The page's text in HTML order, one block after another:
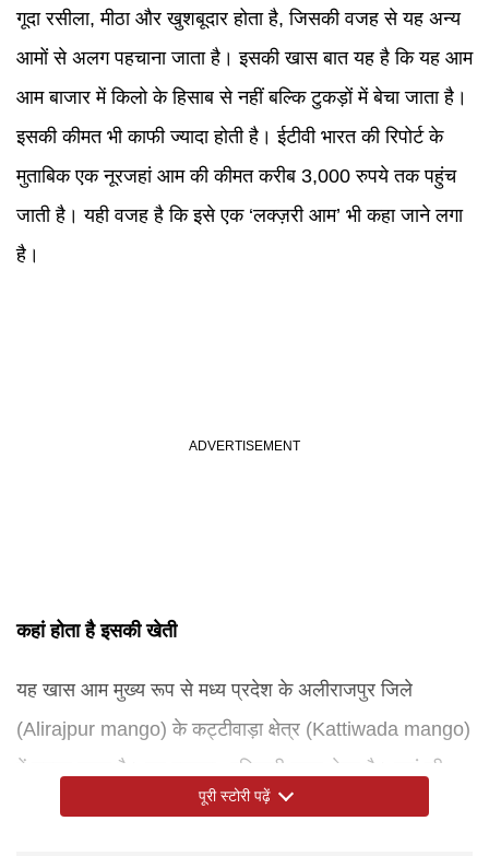
गूदा रसीला, मीठा और खुशबूदार होता है, जिसकी वजह से यह अन्य
आमों से अलग पहचाना जाता है। इसकी खास बात यह है कि यह आम
आम बाजार में किलो के हिसाब से नहीं बल्कि टुकड़ों में बेचा जाता है।
इसकी कीमत भी काफी ज्यादा होती है। ईटीवी भारत की रिपोर्ट के
मुताबिक एक नूरजहां आम की कीमत करीब 3,000 रुपये तक पहुंच
जाती है। यही वजह है कि इसे एक ‘लक्ज़री आम’ भी कहा जाने लगा
है।
कहां होता है इसकी खेती
यह खास आम मुख्य रूप से मध्य प्रदेश के अलीराजपुर जिले
(Alirajpur mango) के कट्टीवाड़ा क्षेत्र (Kattiwada mango)
में उगाया जाता है। यह इलाका आदिवासी बहुल क्षेत्र है। यहां की
मिट्टी और मौसम इस आम की खेती के लिए बहुत अनुकूल माने जाते
पूरी स्टोरी पढ़ें